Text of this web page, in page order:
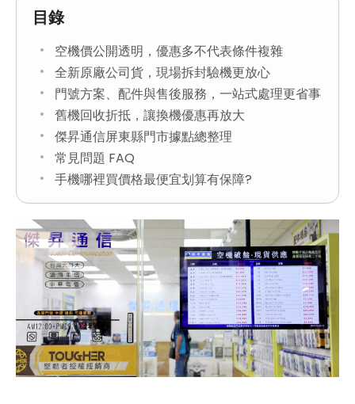
目錄
空機價公開透明，優惠多不代表條件複雜
全新原廠公司貨，現場拆封驗機更放心
門號方案、配件與售後服務，一站式處理更省事
舊機回收折抵，讓換機優惠再放大
傑昇通信屏東縣門市據點總整理
常見問題 FAQ
手機哪裡買價格最便宜划算有保障?